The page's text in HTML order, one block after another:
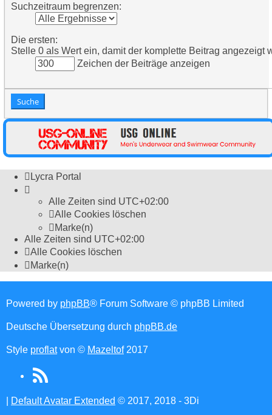
Suchzeitraum begrenzen:
Die ersten:
Stelle 0 als Wert ein, damit der komplette Beitrag angezeigt
Zeichen der Beiträge anzeigen
Lycra Portal
Alle Zeiten sind UTC+02:00
Alle Cookies löschen
Marke(n)
Alle Zeiten sind UTC+02:00
Alle Cookies löschen
Marke(n)
Powered by phpBB® Forum Software © phpBB Limited
Deutsche Übersetzung durch phpBB.de
Style proflatvon © Mazeltof2017
RSS
(Opens
Default Avatar Extended © 2017, 2018 - 3Di